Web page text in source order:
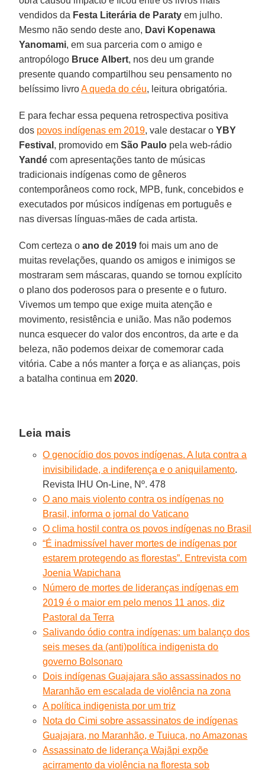
vendidos da Festa Literária de Paraty em julho.
Mesmo não sendo deste ano, Davi Kopenawa
Yanomami, em sua parceria com o amigo e
antropólogo Bruce Albert, nos deu um grande
presente quando compartilhou seu pensamento no
belíssimo livroA queda do céu, leitura obrigatória.
E para fechar essa pequena retrospectiva positiva
dos povos indígenas em 2019, vale destacar oYBY
Festival , promovido emSão Paulo pela web-rádio
Yandé com apresentações tanto de músicas
tradicionais indígenas como de gêneros
contemporâneos como rock, MPB, funk, concebidos e
executados por músicos indígenas em português e
nas diversas línguas-mães de cada artista.
Com certeza oano de 2019 foi mais um ano de
muitas revelações, quando os amigos e inimigos se
mostraram sem máscaras, quando se tornou explícito
o plano dos poderosos para o presente e o futuro.
Vivemos um tempo que exige muita atenção e
movimento, resistência e união. Mas não podemos
nunca esquecer do valor dos encontros, da arte e da
beleza, não podemos deixar de comemorar cada
vitória. Cabe a nós manter a força e as alianças, pois
a batalha continua em2020.
Leia mais
O genocídio dos povos indígenas. A luta contra a
invisibilidade, a indiferença e o aniquilamento.
Revista IHU On-Line, Nº. 478
O ano mais violento contra os indígenas no
Brasil, informa o jornal do Vaticano
O clima hostil contra os povos indígenas no Brasil
“É inadmissível haver mortes de indígenas por
estarem protegendo as florestas”. Entrevista com
Joenia Wapichana
Número de mortes de lideranças indígenas em
2019 é o maior em pelo menos 11 anos, diz
Pastoral da Terra
Salivando ódio contra indígenas: um balanço dos
seis meses da (anti)política indigenista do
governo Bolsonaro
Dois indígenas Guajajara são assassinados no
Maranhão em escalada de violência na zona
A política indigenista por um triz
Nota do Cimi sobre assassinatos de indígenas
Guajajara, no Maranhão, e Tuiuca, no Amazonas
Assassinato de liderança Wajãpi expõe
acirramento da violência na floresta sob